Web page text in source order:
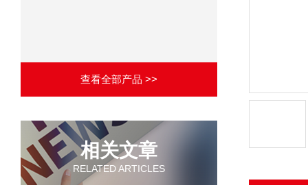
查看全部产品 >>
相关文章
RELATED ARTICLES